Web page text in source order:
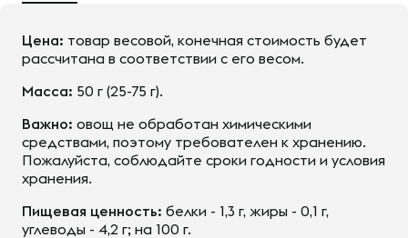
Цена: товар весовой, конечная стоимость будет
рассчитана в соответствии с его весом.
Масса: 50 г (25-75 г).
Важно: овощ не обработан химическими
средствами, поэтому требователен к хранению.
Пожалуйста, соблюдайте сроки годности и условия
хранения.
Пищевая ценность: белки - 1,3 г, жиры - 0,1 г,
углеводы - 4,2 г; на 100 г.